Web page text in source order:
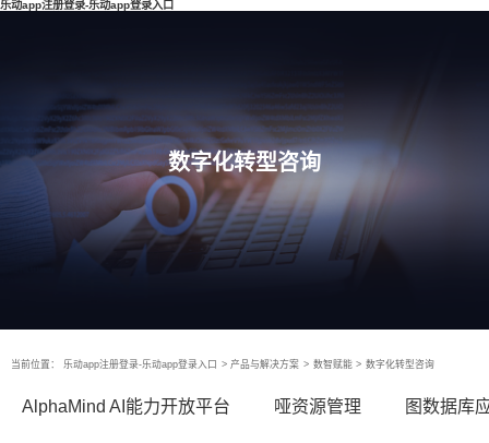
乐动app注册登录-乐动app登录入口
数字化转型咨询
当前位置： 乐动app注册登录-乐动app登录入口 > 产品与解决方案 > 数智赋能 > 数字化转型咨询
AlphaMind AI能力开放平台 哑资源管理 图数据库